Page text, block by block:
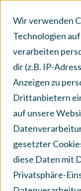
Wir verwenden
Technologien
verarbeiten
dir (z.B. IP-
Anzeigen zu
Drittanbietern
auf unsere
gesetzter
diese Daten mit
Privatsphäre-
E-